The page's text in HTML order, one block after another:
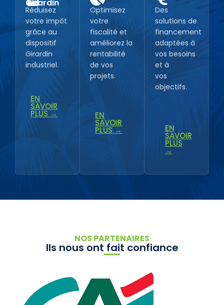
Girardin
Réduisez
votre impôt
grâce au
dispositif
Girardin
industriel.
EN
SAVOIR
PLUS →
Optimisez
votre
fiscalité et
améliorez la
rentabilité
de vos
projets.
EN
SAVOIR
PLUS →
Des
solutions de
financement
adaptées à
vos besoins
et à
vos
objectifs.
EN
SAVOIR
PLUS
→
NOS PARTENAIRES
Ils nous ont fait confiance